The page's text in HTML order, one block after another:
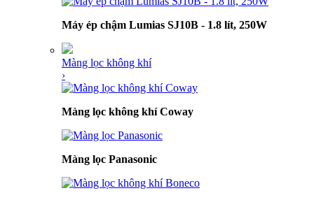
Máy ép chậm Lumias SJ10B - 1.8 lít, 250W
Màng lọc không khí
›
Màng lọc không khí Coway
Màng lọc Panasonic